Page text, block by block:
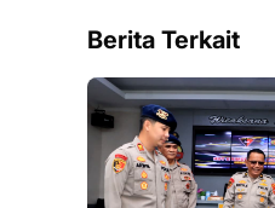
Berita Terkait